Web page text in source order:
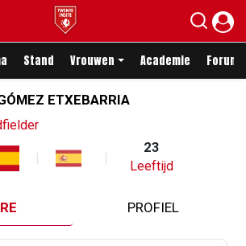
Stand Vrouwen Academie Forum
ETXEBARRIA
23
Leeftijd
PROFIEL